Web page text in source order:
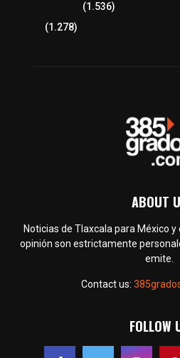
(1.536)
(1.278)
ABOUT
Noticias de Tlaxcala para México
opinión son estrictamente
emite.
Contact us:
FOLLOW